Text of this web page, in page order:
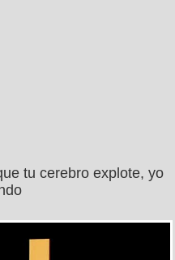
tu cerebro explote, yo